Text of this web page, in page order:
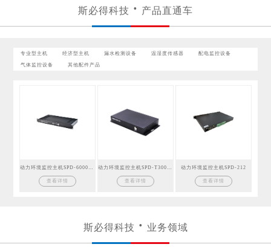
斯必得科技 产品直通车
专业型主机 经济型主机 漏水检测设备 温湿度传感器 配电监控设备
气体监控设备 其他配件产品
查看详情 查看详情
动力环境监控主机SPD-212
查看详情
斯必得科技 业务领域